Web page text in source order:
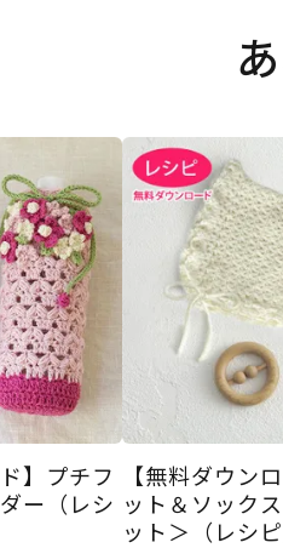
】プチフ
ー（レシ
【無料ダウン
ット＆ソック
ット＞（レシピ